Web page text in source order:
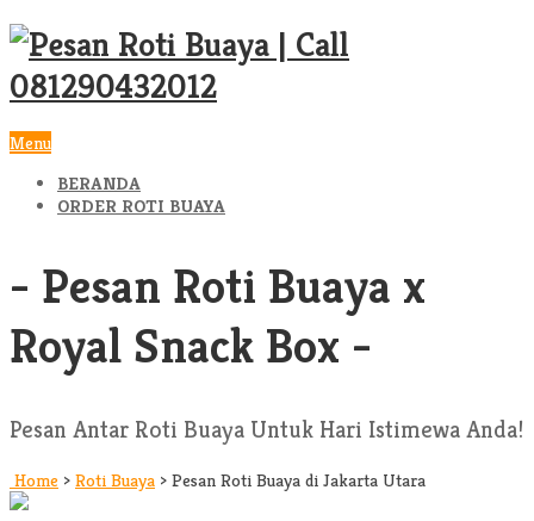
Menu
BERANDA
ORDER ROTI BUAYA
- Pesan Roti Buaya x
Royal Snack Box -
Pesan Antar Roti Buaya Untuk Hari Istimewa Anda!
Home > Roti Buaya > Pesan Roti Buaya di Jakarta Utara